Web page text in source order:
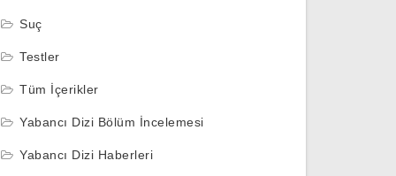
Suç
Testler
Tüm İçerikler
Yabancı Dizi Bölüm İncelemesi
Yabancı Dizi Haberleri